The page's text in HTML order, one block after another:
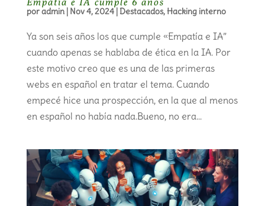
poradmin| Nov 4, 2024| Destacados,Hacking interno
Ya son seis años los que cumple «Empatía e IA”
cuando apenas se hablaba de ética en la IA. Por
este motivo creo que es una de las primeras
webs en español en tratar el tema. Cuando
empecé hice una prospección, en la que al menos
en español no había nada.Bueno, no era...